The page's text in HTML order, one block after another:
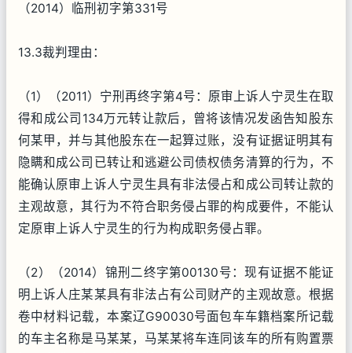
（2014）临刑初字第331号
13.3裁判理由：
（1）（2011）宁刑再终字第4号：原审上诉人宁灵生在取
得和成公司134万元转让款后，曾将该情况发函告知股东
何某甲，并与其他股东在一起算过账，没有证据证明其有
隐瞒和成公司已转让和逃避公司债权债务清算的行为，不
能确认原审上诉人宁灵生具有非法侵占和成公司转让款的
主观故意，其行为不符合职务侵占罪的构成要件，不能认
定原审上诉人宁灵生的行为构成职务侵占罪。
（2）（2014）锦刑二终字第00130号：现有证据不能证
明上诉人庄某某具有非法占有公司财产的主观故意。根据
卷中材料记载，本案辽G90030号面包车车籍档案所记载
的车主名称是马某某，马某某将车连同该车的所有购置票